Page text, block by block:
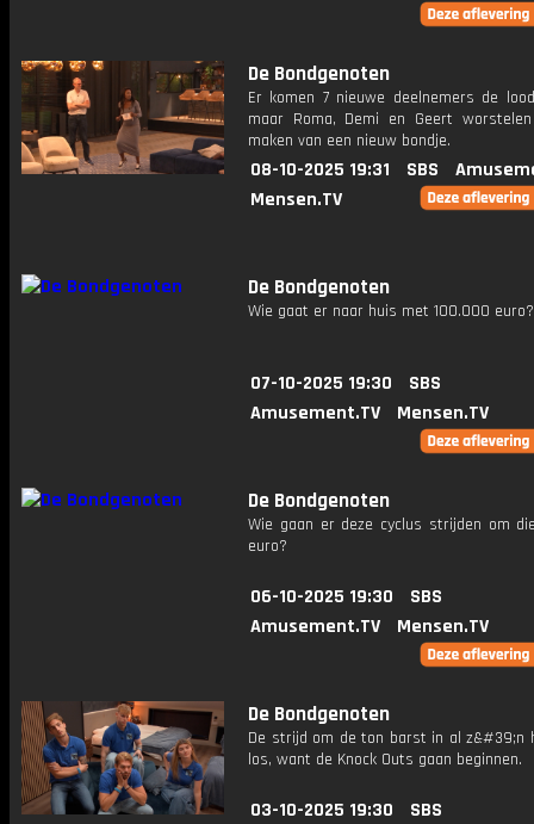
De Bondgenoten
Er komen 7 nieuwe deelnemers de
maar Roma, Demi en Geert
maken van een nieuw bondje.
08-10-2025 19:31 SBS
Mensen.TV
De Bondgenoten
Wie gaat er naar huis met 100.000 euro?
07-10-2025 19:30
SBS
Amusement.TV
Mensen.TV
De Bondgenoten
Wie gaan er deze cyclus strijden om
euro?
06-10-2025 19:30
SBS
Amusement.TV
Mensen.TV
De Bondgenoten
De strijd om de ton barst in al z&#39;n
los, want de Knock Outs gaan beginnen.
03-10-2025 19:30
SBS